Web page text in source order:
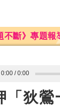
不斷》專題報
0:00 0:00
「狄鶯